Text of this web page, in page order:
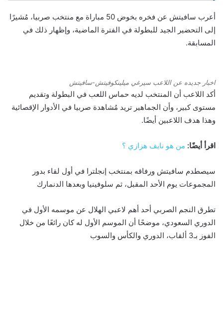
أعرب سافيتش عن فخره بخوض 50 مباراة مع منتخب صربيا، مُشيرًا
إلى التحضير الجيد للبطولة في الفترة الماضية، وإظهار ذلك في
المسابقة.
اخبار جديده عن اللاعب سيرغي ميلينكوفيتش-سافيتش
أكد اللاعب أن المنتخب لديه حماس اللعب في البطولة وتقديم
مستوى كبير، وأن الجماهير تريد مُشاهدة صربيا في الأدوار الإقصائية
وهذا هدف اللاعبين أيضًا.
اقرأ أيضًا: من هو نايف هزازي ؟
سيصطدم سافيتش ورفاقه بمنتخب إنجلترا في أول لقاء بدور
المجموعات يوم الأحد المقبل، ثم سلوفينيا وبعدها الدنمارك
تطرق النجم الصربي أحد أهم لاعبي الهلال عن موسمه الأول في
الدوري السعودي، موضحًا أن الموسم الأول له كان رائعًا من خلال
الفوز بـ3 ألقاب، الدوري والكأس والسوب